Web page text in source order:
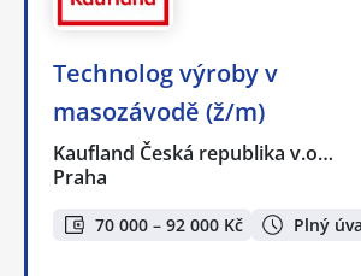
Technolog výroby v
masozávodě (ž/m)
Kaufland Česká republika v.o…
Praha
70 000 – 92 000 Kč Plný